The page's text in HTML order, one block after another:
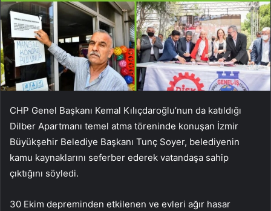
CHP Genel Başkanı Kemal Kılıçdaroğlu’nun da katıldığı
Dilber Apartmanı temel atma töreninde konuşan İzmir
Büyükşehir Belediye Başkanı Tunç Soyer, belediyenin
kamu kaynaklarını seferber ederek vatandaşa sahip
çıktığını söyledi.
30 Ekim depreminden etkilenen ve evleri ağır hasar